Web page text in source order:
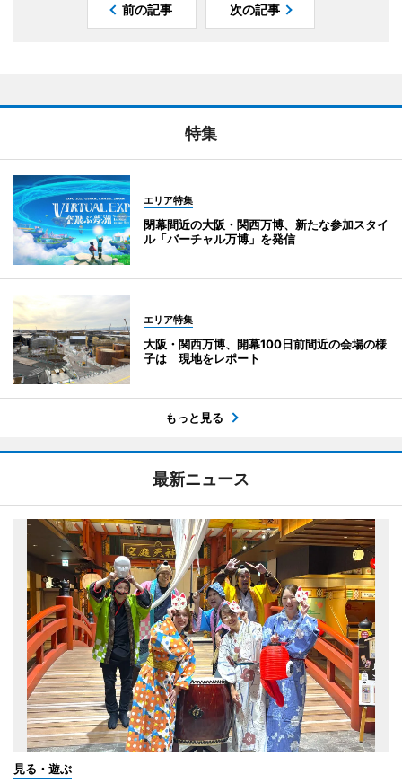
前の記事 次の記事
特集
エリア特集
閉幕間近の大阪・関西万博、新たな参加スタイ
ル「バーチャル万博」を発信
エリア特集
大阪・関西万博、開幕100日前間近の会場の様
子は 現地をレポート
もっと見る
最新ニュース
見る・遊ぶ